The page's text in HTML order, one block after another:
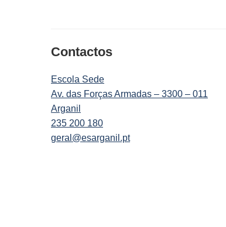
Contactos
Escola Sede
Av. das Forças Armadas – 3300 – 011
Arganil
235 200 180
geral@esarganil.pt